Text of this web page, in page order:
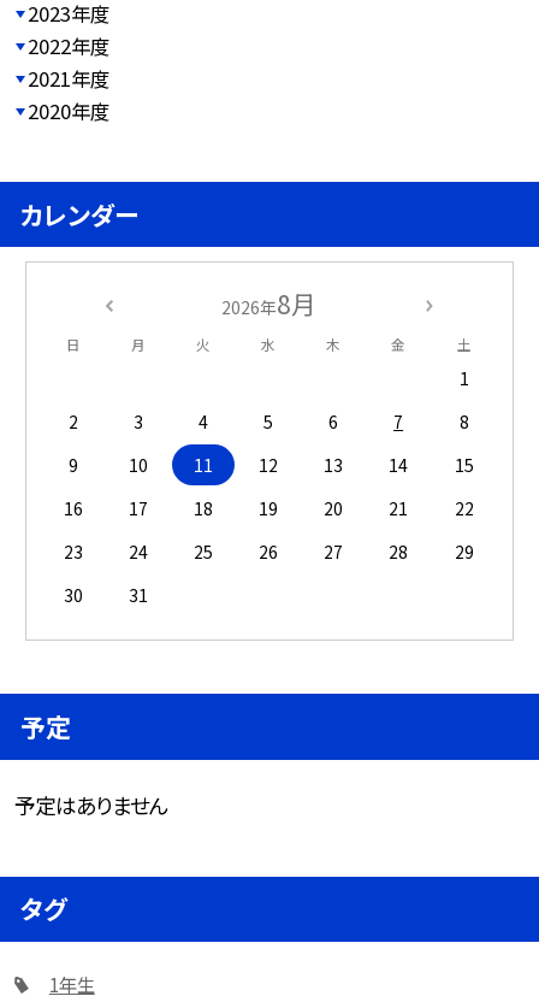
2023年度
2022年度
2021年度
2020年度
カレンダー
2026年8月
日 月 火 水 木 金 土
1
2
3 4 5 6 7
8
9
10 11 12 13 14
15
16
17 18 19 20 21
22
23
24 25 26 27 28
29
30
31
予定
予定はありません
タグ
1年生